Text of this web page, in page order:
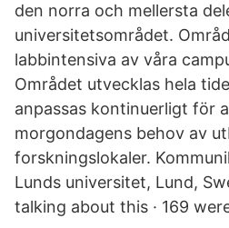
den norra och mellersta
universitetsområdet.
labbintensiva av våra
Området utvecklas hela
anpassas kontinuerligt för
morgondagens behov av
forskningslokaler.
Lunds universitet, Lund,
talking about this · 169